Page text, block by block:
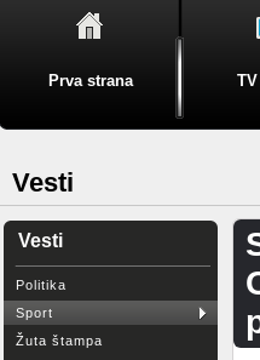
Prva strana
Vesti
Vesti
Politika
Sport
Žuta štampa